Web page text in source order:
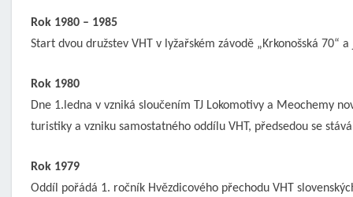
Rok 1980 – 1985
Start dvou družstev VHT v lyžařském závodě „Krkonošská 70“
Rok 1980
Dne 1.ledna v vzniká sloučením TJ Lokomotivy a Meochemy
turistiky a vzniku samostatného oddílu VHT, předsedou se
Rok 1979
Oddíl pořádá 1. ročník Hvězdicového přechodu VHT